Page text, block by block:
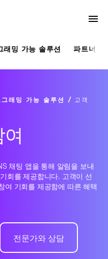
래밍 가능 솔루션 파트너 솔
그래밍 가능 솔루션
고객
채팅 앱을 통해 알림을 보내
회를 제공합니다. 고객이 선
여 기회를 제공함에 따른 혜택
전문가와 상담